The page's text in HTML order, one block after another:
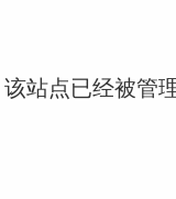
站点已经被管